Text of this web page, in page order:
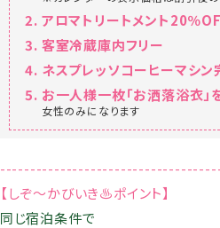
アロマトリートメント20％
客室冷蔵庫内フリー
ネスプレッソコーヒーマシン
お一人様一枚「お洒落浴衣」
女性のみになります
【しぞ～かびいき♨ポイント】
同じ宿泊条件で